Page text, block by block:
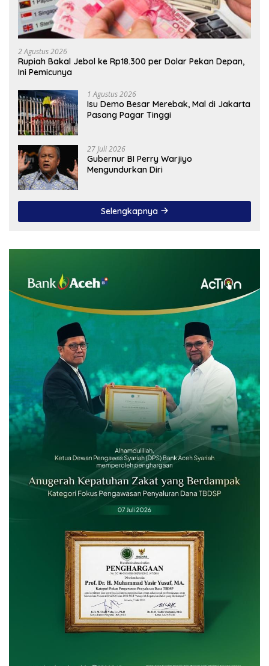
2 Agustus 2026
Rupiah Bakal Jebol ke Rp18.300 per Dolar Pekan Depan,
Ini Pemicunya
1 Agustus 2026
Isu Demo Besar Merebak, Mal di Jakarta
Pasang Pagar Tinggi
27 Juli 2026
Gubernur BI Perry Warjiyo
Mengundurkan Diri
Selengkapnya